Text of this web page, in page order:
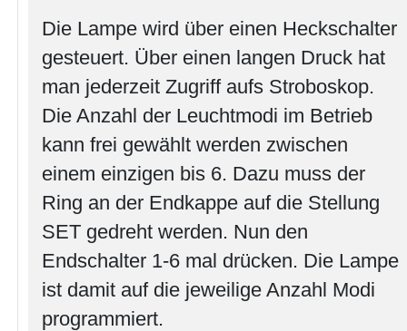
Die Lampe wird über einen Heckschalter
gesteuert. Über einen langen Druck hat
man jederzeit Zugriff aufs Stroboskop.
Die Anzahl der Leuchtmodi im Betrieb
kann frei gewählt werden zwischen
einem einzigen bis 6. Dazu muss der
Ring an der Endkappe auf die Stellung
SET gedreht werden. Nun den
Endschalter 1-6 mal drücken. Die Lampe
ist damit auf die jeweilige Anzahl Modi
programmiert.